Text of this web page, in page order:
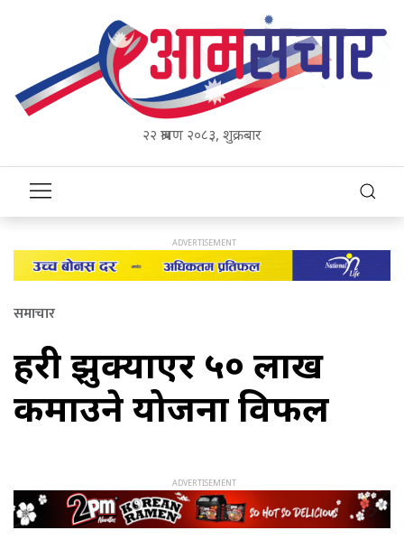
२२ श्रावण २०८३, शुक्रबार
समाचार
प्रहरी झुक्याएर ५० लाख
कमाउने योजना विफल